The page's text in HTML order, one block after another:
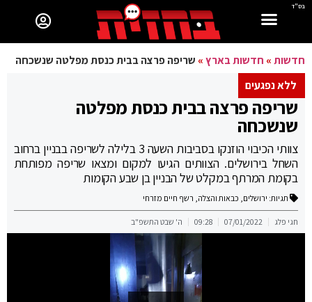
בס"ד
חדשות» חדשות בארץ» שריפה פרצה בבית כנסת מפלטה שנשכחה
ללא נפגעים
שריפה פרצה בבית כנסת מפלטה
שנשכחה
צוותי הכיבוי הוזנקו בסביבות השעה 3 בלילה לשריפה בבניין ברחוב
השחל בירושלים. הצוותים הגיעו למקום ומצאו שריפה מפותחת
בקומת המרתף במקלט של הבניין בן שבע הקומות
תגיות: ירושלים, כבאות והצלה, רשף חיים מזרחי
חגי פלג 07/01/2022
09:28 ה' שבט התשפ"ב